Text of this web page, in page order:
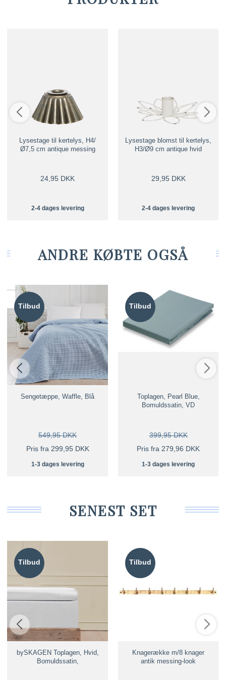
Lysestage til kertelys, H4/
Ø7,5 cm antique messing
24,95 DKK
2-4 dages levering
Lysestage blomst til kertelys,
H3/Ø9 cm antique hvid
29,95 DKK
2-4 dages levering
ANDRE KØBTE OGSÅ
Tilbud
Sengetæppe, Waffle, Blå
549,95 DKK
Pris fra 299,95 DKK
1-3 dages levering
Tilbud
Toplagen, Pearl Blue,
Bomuldssatin, VD
399,95 DKK
Pris fra 279,96 DKK
1-3 dages levering
SENEST SET
Tilbud
bySKAGEN Toplagen, Hvid,
Bomuldssatin,
Tilbud
Knagerække m/8 knager
antik messing-look